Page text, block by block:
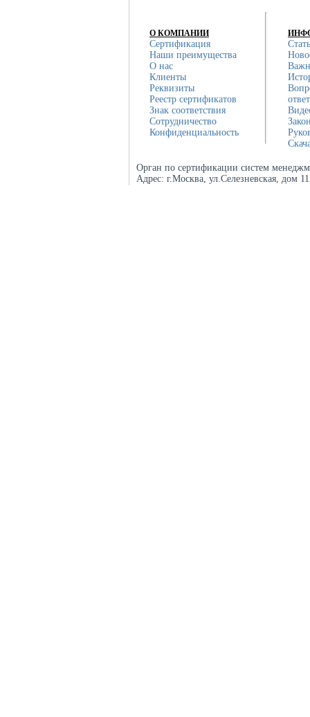
О КОМПАНИИ
Сертификация
Наши преимущества
О нас
Клиенты
Реквизиты
Реестр сертификатов
Знак соответствия
Сотрудничество
Конфиденциальность
Орган по сертификации систем
Адрес: г.Москва, ул.Селезневская, дом